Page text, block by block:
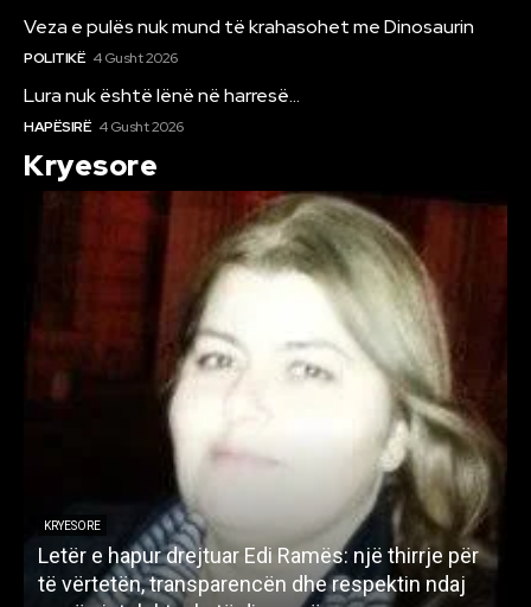
Veza e pulës nuk mund të krahasohet me Dinosaurin
POLITIKË 4 Gusht 2026
Lura nuk është lënë në harresë…
HAPËSIRË 4 Gusht 2026
Kryesore
KRYESORE
Letër e hapur drejtuar Edi Ramës: një thirrje për
të vërtetën, transparencën dhe respektin ndaj